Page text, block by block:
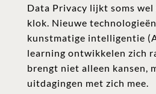
Data Privacy lijkt soms wel
klok. Nieuwe
kunstmatige intelligentie
learning ontwikkelen zich
brengt niet alleen kansen,
uitdagingen met zich mee.